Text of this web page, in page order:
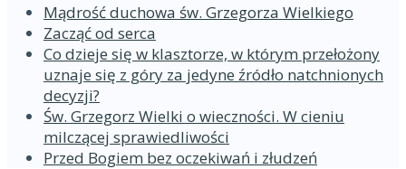
Mądrość duchowa św. Grzegorza Wielkiego
Zacząć od serca
Co dzieje się w klasztorze, w którym przełożony
uznaje się z góry za jedyne źródło natchnionych
decyzji?
Św. Grzegorz Wielki o wieczności. W cieniu
milczącej sprawiedliwości
Przed Bogiem bez oczekiwań i złudzeń